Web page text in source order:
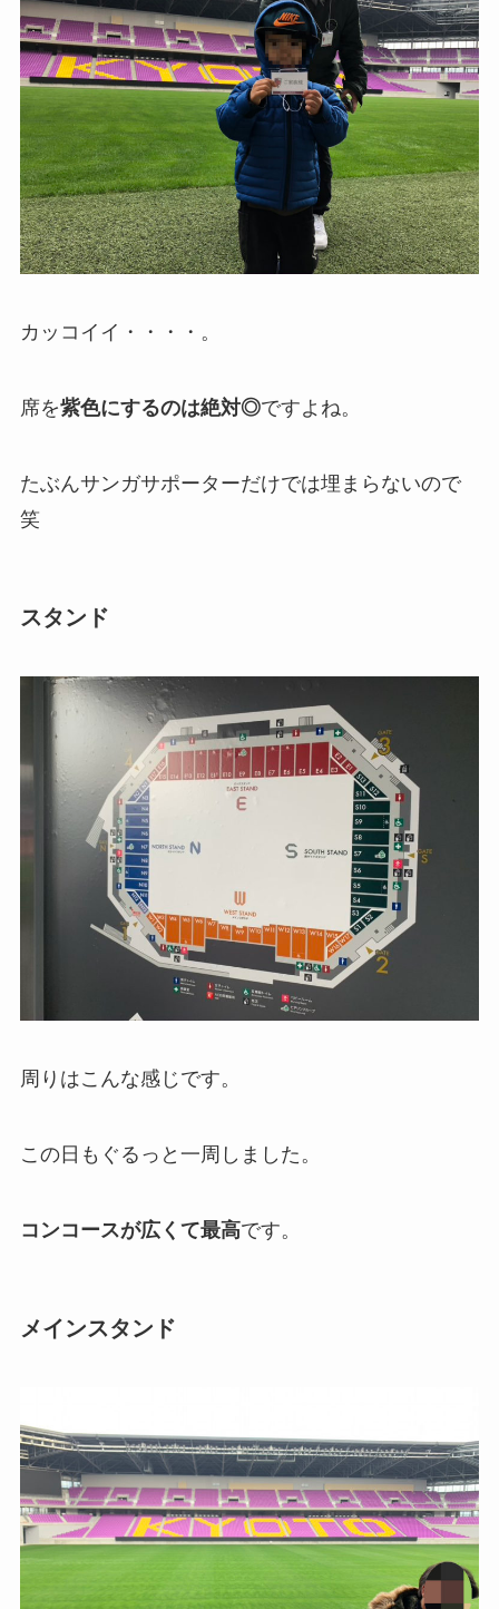
カッコイイ・・・・。
席を紫色にするのは絶対◎ですよね。
たぶんサンガサポーターだけでは埋まらないので
笑
スタンド
周りはこんな感じです。
この日もぐるっと一周しました。
コンコースが広くて最高です。
メインスタンド